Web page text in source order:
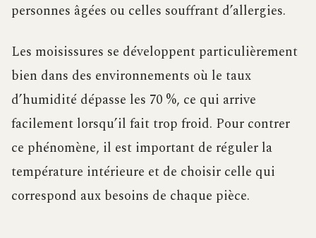
personnes âgées ou celles souffrant d’allergies.
Les moisissures se développent particulièrement
bien dans des environnements où le taux
d’humidité dépasse les 70 %, ce qui arrive
facilement lorsqu’il fait trop froid. Pour contrer
ce phénomène, il est important de réguler la
température intérieure et de choisir celle qui
correspond aux besoins de chaque pièce.